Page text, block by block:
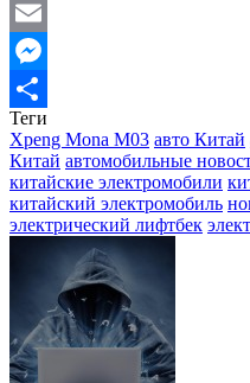
WhatsApp
Email
Messenger
Отправить
Теги
Xpeng Mona M03 авто Китай
Китай автомобильные
китайские электромобили
китайский электромобиль
электрический лифтбек